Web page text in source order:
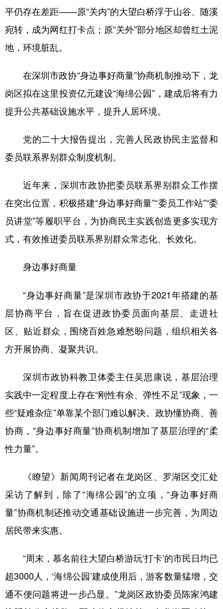
新疆 内蒙古 黑龙江
Русский язык 日本語
平仍存在差距——原“关内”的大望白桥浮于山谷、随溪
宛转，成为网红打卡点；原“关外”部分地区却曾红土泥
地，环境脏乱。
在深圳市政协“身边事好商量”协商机制推动下，龙
岗区拟在这里投资亿元建设“海绵公园”，建成后将有力
提升公共基础设施水平，提升人居环境。
党的二十大报告提出，完善人民政协民主监督和
委员联系界别群众制度机制。
近年来，深圳市政协把委员联系界别群众工作摆
在突出位置，积极搭建“身边事好商量”“委员工作站”“委
员讲堂”等履职平台，为协商民主实践创造更多实现方
式，有效推进委员联系界别群众常态化、长效化。
身边事好商量
“身边事好商量”是深圳市政协于2021年搭建的基
层协商平台，旨在促进政协委员面向基层、走进社
区、贴近群众，围绕百姓急难愁盼问题，组织相关各
方开展协商、凝聚共识。
深圳市政协科教卫体委主任吴思康说，基层治理
实践中一定程度上存在“刚性有余、弹性不足”现象，一
些“疑难杂症”单靠某个部门难以解决。政协懂协商、善
协商，“身边事好商量”协商机制增加了基层治理的“柔
性力量”。
《瞭望》新闻周刊记者在龙岗区、罗湖区交汇处
采访了解到，除了“海绵公园”的立项，“身边事好商
量”协商机制还推动交通基础设施进一步完善，为周边
居民带来实惠。
“周末，慕名前往大望白桥游玩‘打卡’的市民日均已
超3000人，‘海绵公园’建成使用后，游客数量猛增，交
通不便问题将进一步凸显。”龙岗区政协委员陈家鸿建